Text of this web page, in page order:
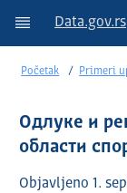
Data.gov.rs
Početak Primeri
Одлуке и
области
Objavlјeno 1.